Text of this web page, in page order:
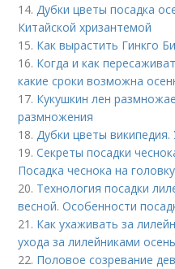
14.Дубки цветы посадка
Китайской хризантемой
15. Как вырастить Гинкго
16. Когда и как
какие сроки возможна
17. Кукушкин лен
размножения
18.Дубки цветы
19.Секреты посадки
Посадка чеснока на
20. Технология посадки
весной. Особенности
21. Как ухаживать за
ухода за лилейниками
22. Половое созревание